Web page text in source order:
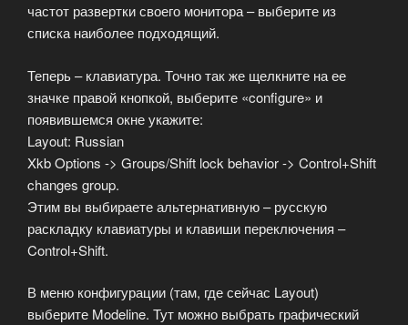
частот развертки своего монитора – выберите из
списка наиболее подходящий.
Теперь – клавиатура. Точно так же щелкните на ее
значке правой кнопкой, выберите «configure» и
появившемся окне укажите:
Layout: Russian
Xkb Options -> Groups/Shift lock behavior -> Control+Shift
changes group.
Этим вы выбираете альтернативную – русскую
раскладку клавиатуры и клавиши переключения –
Control+Shift.
В меню конфигурации (там, где сейчас Layout)
выберите Modeline. Тут можно выбрать графический